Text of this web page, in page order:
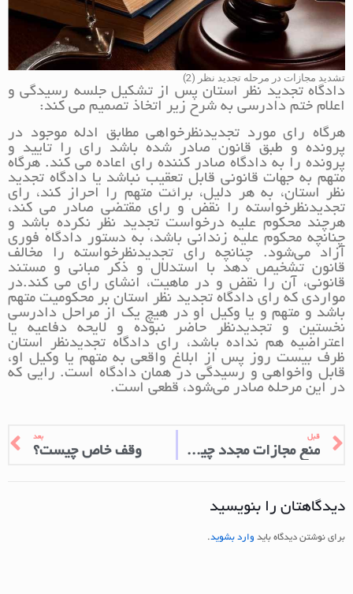
تشدید مجازات در مرحله تجدید نظر (2)
دادگاه تجدید نظر استان پس از تشکیل جلسه رسیدگی و
اعلام ختم دادرسی به شرح زیر اتخاذ تصمیم می کند:
هرگاه رای مورد تجدیدنظرخواهی مطابق ادله موجود در
پرونده و طبق قانون صادر شده باشد رای را تایید و
پرونده را به دادگاه صادر کننده رای اعاده می کند. هرگاه
متهم به جهات قانونی قابل تعقیب نباشد یا دادگاه تجدید
نظر استان، به هر دلیل، برائت متهم را احراز کند، رای
تجدیدنظرخواسته را نقض و رای مقتضی صادر می کند،
هرچند محکوم علیه درخواست تجدید نظر نکرده باشد و
چنانچه محکوم علیه زندانی باشد، به دستور دادگاه فوری
آزاد می‌شود. چنانچه رای تجدیدنظرخواسته را مخالف
قانون تشخیص دهد با استدلال و ذکر مبانی و مستند
قانونی، آن را نقض و در ماهیت، انشای رای می کند.در
مواردی که رای دادگاه تجدید نظر استان بر محکومیت متهم
باشد و متهم و یا وکیل او در هیچ یک از مراحل دادرسی
نخستین و تجدیدنظر حاضر نبوده و لایحه دفاعیه یا
اعتراضیه هم نداده باشد، رای دادگاه تجدیدنظر استان
ظرف بیست روز پس از ابلاغ واقعی به متهم یا وکیل او،
قابل واخواهی و رسیدگی در همان دادگاه است. رایی که
در این مرحله صادر می‌شود، قطعی است.
قبل
منع مجازات مجدد چیست؟
بعد
وقف خاص چیست؟
دیدگاهتان را بنویسید
برای نوشتن دیدگاه باید وارد بشوید.